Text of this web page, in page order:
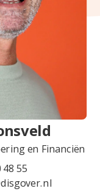
en Financiën
48 55